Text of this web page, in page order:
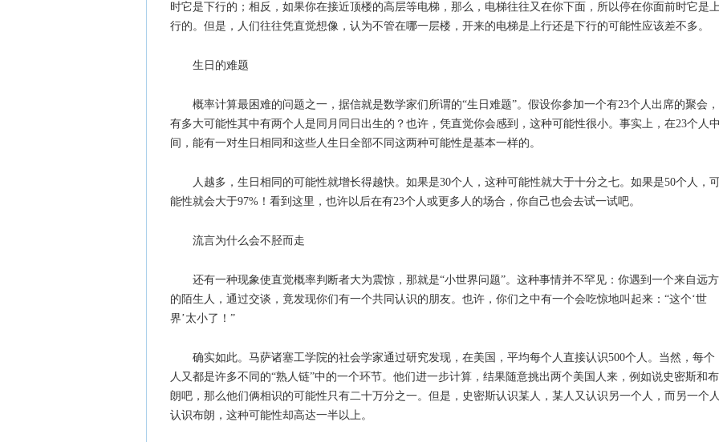
时它是下行的；相反，如果你在接近顶楼的高层等电梯，那么，电梯往往又在你下面，所以停在你面前时它是
行的。但是，人们往往凭直觉想像，认为不管在哪一层楼，开来的电梯是上行还是下行的可能性应该差不多。
生日的难题
概率计算最困难的问题之一，据信就是数学家们所谓的“生日难题”。假设你参加一个有23个人出席的聚会，
有多大可能性其中有两个人是同月同日出生的？也许，凭直觉你会感到，这种可能性很小。事实上，在23个人中
间，能有一对生日相同和这些人生日全部不同这两种可能性是基本一样的。
人越多，生日相同的可能性就增长得越快。如果是30个人，这种可能性就大于十分之七。如果是50个人，可
能性就会大于97%！看到这里，也许以后在有23个人或更多人的场合，你自己也会去试一试吧。
流言为什么会不胫而走
还有一种现象使直觉概率判断者大为震惊，那就是“小世界问题”。这种事情并不罕见：你遇到一个来自远方
的陌生人，通过交谈，竟发现你们有一个共同认识的朋友。也许，你们之中有一个会吃惊地叫起来：“这个‘世
界’太小了！”
确实如此。马萨诸塞工学院的社会学家通过研究发现，在美国，平均每个人直接认识500个人。当然，每个
人又都是许多不同的“熟人链”中的一个环节。他们进一步计算，结果随意挑出两个美国人来，例如说史密斯和布
朗吧，那么他们俩相识的可能性只有二十万分之一。但是，史密斯认识某人，某人又认识另一个人，而另一个人
认识布朗，这种可能性却高达一半以上。